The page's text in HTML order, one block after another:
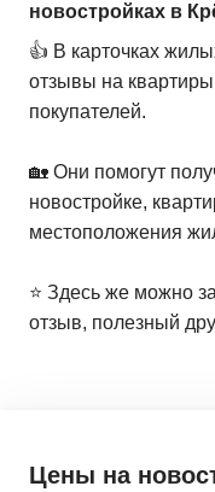
новостройках в
👍 В карточках
отзывы на
покупателей.
🏡 Они помогут
новостройке,
местоположения
⭐️ Здесь же можно
отзыв, полезный
Цены на